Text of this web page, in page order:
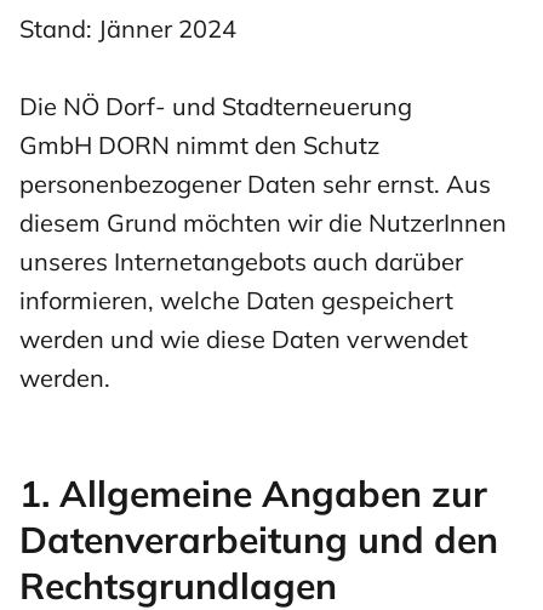
Stand: Jänner 2024
Die NÖ Dorf- und Stadterneuerung
GmbH DORN nimmt den Schutz
personenbezogener Daten sehr ernst. Aus
diesem Grund möchten wir die NutzerInnen
unseres Internetangebots auch darüber
informieren, welche Daten gespeichert
werden und wie diese Daten verwendet
werden.
1. Allgemeine Angaben zur
Datenverarbeitung und den
Rechtsgrundlagen